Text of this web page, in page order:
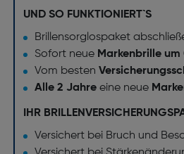
UND SO FUNKTIONIERT`S
Brillensorglospaket
Sofort neue Markenbrille um
Vom besten
Alle 2 Jahreeine neue
IHR
Versichert bei Bruch und